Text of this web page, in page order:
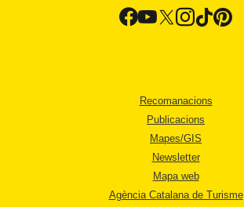
Recomanacions
Publicacions
Mapes/GIS
Newsletter
Mapa web
Agència Catalana de Turisme